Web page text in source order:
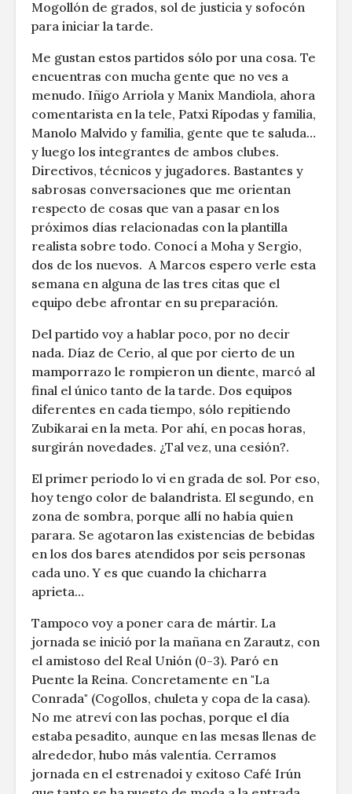
Mogollón de grados, sol de justicia y sofocón
para iniciar la tarde.
Me gustan estos partidos sólo por una cosa. Te
encuentras con mucha gente que no ves a
menudo. Iñigo Arriola y Manix Mandiola, ahora
comentarista en la tele, Patxi Rípodas y familia,
Manolo Malvido y familia, gente que te saluda…
y luego los integrantes de ambos clubes.
Directivos, técnicos y jugadores. Bastantes y
sabrosas conversaciones que me orientan
respecto de cosas que van a pasar en los
próximos días relacionadas con la plantilla
realista sobre todo. Conocí a Moha y Sergio,
dos de los nuevos. A Marcos espero verle esta
semana en alguna de las tres citas que el
equipo debe afrontar en su preparación.
Del partido voy a hablar poco, por no decir
nada. Díaz de Cerio, al que por cierto de un
mamporrazo le rompieron un diente, marcó al
final el único tanto de la tarde. Dos equipos
diferentes en cada tiempo, sólo repitiendo
Zubikarai en la meta. Por ahí, en pocas horas,
surgirán novedades. ¿Tal vez, una cesión?.
El primer periodo lo vi en grada de sol. Por eso,
hoy tengo color de balandrista. El segundo, en
zona de sombra, porque allí no había quien
parara. Se agotaron las existencias de bebidas
en los dos bares atendidos por seis personas
cada uno. Y es que cuando la chicharra
aprieta…
Tampoco voy a poner cara de mártir. La
jornada se inició por la mañana en Zarautz, con
el amistoso del Real Unión (0-3). Paró en
Puente la Reina. Concretamente en "La
Conrada" (Cogollos, chuleta y copa de la casa).
No me atreví con las pochas, porque el día
estaba pesadito, aunque en las mesas llenas de
alrededor, hubo más valentía. Cerramos
jornada en el estrenadoi y exitoso Café Irún